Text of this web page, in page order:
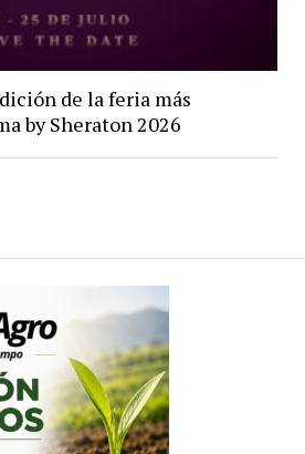
de la feria más
by Sheraton 2026